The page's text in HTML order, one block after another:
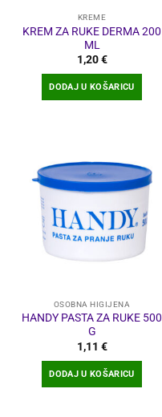
KREME
KREM ZA RUKE DERMA 200
ML
1,20€
DODAJ U KOŠARICU
OSOBNA HIGIJENA
HANDY PASTA ZA RUKE 500
G
1,11 €
DODAJ U KOŠARICU